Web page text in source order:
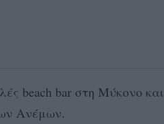
beach bar στη Μύκονο και
Ανέμων.